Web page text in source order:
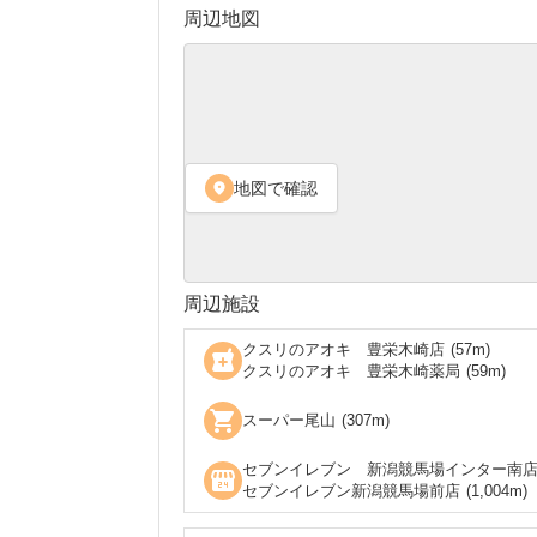
周辺地図
location_on 地図で確認
周辺施設
local_pharmacy クスリのアオキ 豊栄木崎店 (57m)
クスリのアオキ 豊栄木崎薬局 (59m)
shopping_cart スーパー尾山 (307m)
local_convenience_store セブンイレブン 新潟競馬場インター南店
セブンイレブン新潟競馬場前店 (1,004m)